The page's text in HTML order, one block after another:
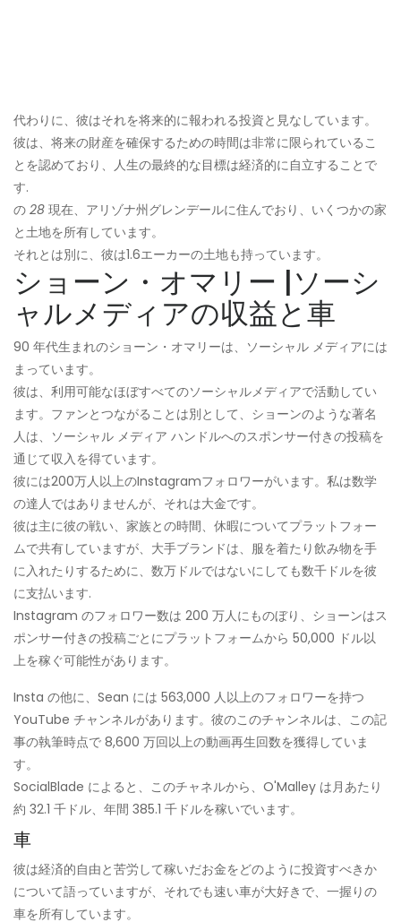
代わりに、彼はそれを将来的に報われる投資と見なしています。
彼は、将来の財産を確保するための時間は非常に限られているこ
とを認めており、人生の最終的な目標は経済的に自立することで
す.
の 28 現在、アリゾナ州グレンデールに住んでおり、いくつかの家
と土地を所有しています。
それとは別に、彼は1.6エーカーの土地も持っています。
ショーン・オマリー |ソーシ
ャルメディアの収益と車
90 年代生まれのショーン・オマリーは、ソーシャル メディアには
まっています。
彼は、利用可能なほぼすべてのソーシャルメディアで活動してい
ます。ファンとつながることは別として、ショーンのような著名
人は、ソーシャル メディア ハンドルへのスポンサー付きの投稿を
通じて収入を得ています。
彼には200万人以上のInstagramフォロワーがいます。私は数学
の達人ではありませんが、それは大金です。
彼は主に彼の戦い、家族との時間、休暇についてプラットフォー
ムで共有していますが、大手ブランドは、服を着たり飲み物を手
に入れたりするために、数万ドルではないにしても数千ドルを彼
に支払います.
Instagram のフォロワー数は 200 万人にものぼり、ショーンはス
ポンサー付きの投稿ごとにプラットフォームから 50,000 ドル以
上を稼ぐ可能性があります。
Insta の他に、Sean には 563,000 人以上のフォロワーを持つ
YouTube チャンネルがあります。彼のこのチャンネルは、この記
事の執筆時点で 8,600 万回以上の動画再生回数を獲得していま
す。
SocialBlade によると、このチャネルから、O'Malley は月あたり
約 32.1 千ドル、年間 385.1 千ドルを稼いでいます。
車
彼は経済的自由と苦労して稼いだお金をどのように投資すべきか
について語っていますが、それでも速い車が大好きで、一握りの
車を所有しています。